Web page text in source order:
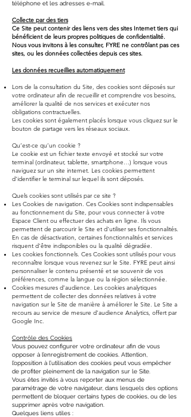
téléphone et les adresses e-mail.
Collecte par des tiers
Ce Site peut contenir des liens vers des sites Internet tiers qui
bénéficient de leurs propres politiques de confidentialité.
Nous vous invitons à les consulter, FYRE ne contrôlant pas ces
sites, ou les données collectées depuis ces sites.
Les données recueillies automatiquement
Lors de la consultation du Site, des cookies sont déposés sur
votre ordinateur afin de recueillir et comprendre vos besoins,
améliorer la qualité de nos services et exécuter nos
obligations contractuelles.
Les cookies sont également placés lorsque vous cliquez sur le
bouton de partage vers les réseaux sociaux.
Qu’est-ce qu’un cookie ?
Le cookie est un fichier texte envoyé et stocké sur votre
terminal (ordinateur, tablette, smartphone…) lorsque vous
naviguez sur un site internet. Les cookies permettent
d’identifier le terminal sur lequel ils sont déposés.
Quels cookies sont utilisés par ce site ?
Les Cookies de navigation. Ces Cookies sont indispensables
au fonctionnement du Site, pour vous connecter à votre
Espace Client ou effectuer des achats en ligne. Ils vous
permettent de parcourir le Site et d'utiliser ses fonctionnalités.
En cas de désactivation, certaines fonctionnalités et services
risquent d'être indisponibles ou la qualité dégradée.
Les cookies fonctionnels. Ces Cookies sont utilisés pour vous
reconnaître lorsque vous revenez sur le Site. FYRE peut ainsi
personnaliser le contenu présenté et se souvenir de vos
préférences, comme la langue ou la région sélectionnée.
Cookies mesures d’audience. Les cookies analytiques
permettent de collecter des données relatives à votre
navigation sur le Site de manière à améliorer le Site. Le Site a
recours au service de mesure d’audience Analytics, offert par
Google Inc.
Contrôle des Cookies
Vous pouvez configurer votre ordinateur afin de vous
opposer à l’enregistrement de cookies. Attention,
l’opposition à l’utilisation des cookies peut vous empêcher
de profiter pleinement de la navigation sur le Site.
Vous êtes invités à vous reporter aux menus de
paramétrage de votre navigateur, dans lesquels des options
permettent de bloquer certains types de cookies, ou de les
supprimer après votre navigation.
Quelques liens utiles :